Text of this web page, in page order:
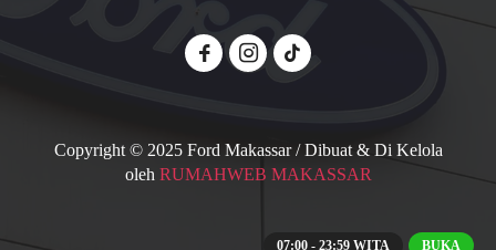
07:00 - 23:59 WITA BUKA
Copyright © 2025 Ford Makassar / Dibuat & Di Kelola
oleh RUMAHWEB MAKASSAR